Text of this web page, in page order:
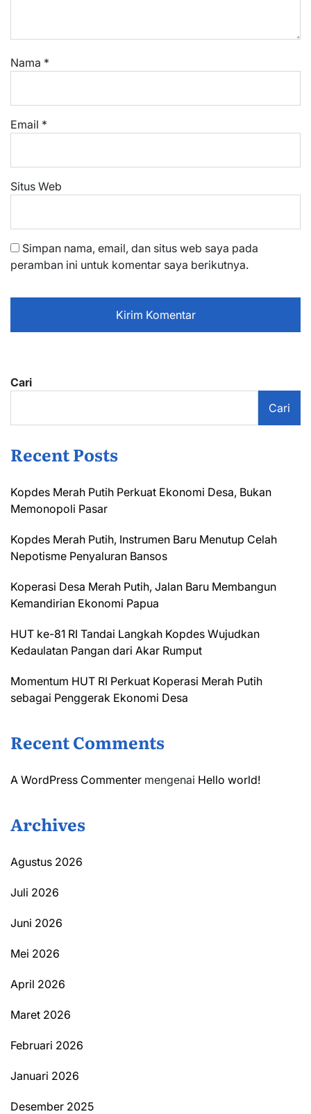
Nama *
Email *
Situs Web
Simpan nama, email, dan situs web saya pada
peramban ini untuk komentar saya berikutnya.
Cari
Cari
Recent Posts
Kopdes Merah Putih Perkuat Ekonomi Desa, Bukan
Memonopoli Pasar
Kopdes Merah Putih, Instrumen Baru Menutup Celah
Nepotisme Penyaluran Bansos
Koperasi Desa Merah Putih, Jalan Baru Membangun
Kemandirian Ekonomi Papua
HUT ke-81 RI Tandai Langkah Kopdes Wujudkan
Kedaulatan Pangan dari Akar Rumput
Momentum HUT RI Perkuat Koperasi Merah Putih
sebagai Penggerak Ekonomi Desa
Recent Comments
A WordPress Commenter mengenai Hello world!
Archives
Agustus 2026
Juli 2026
Juni 2026
Mei 2026
April 2026
Maret 2026
Februari 2026
Januari 2026
Desember 2025